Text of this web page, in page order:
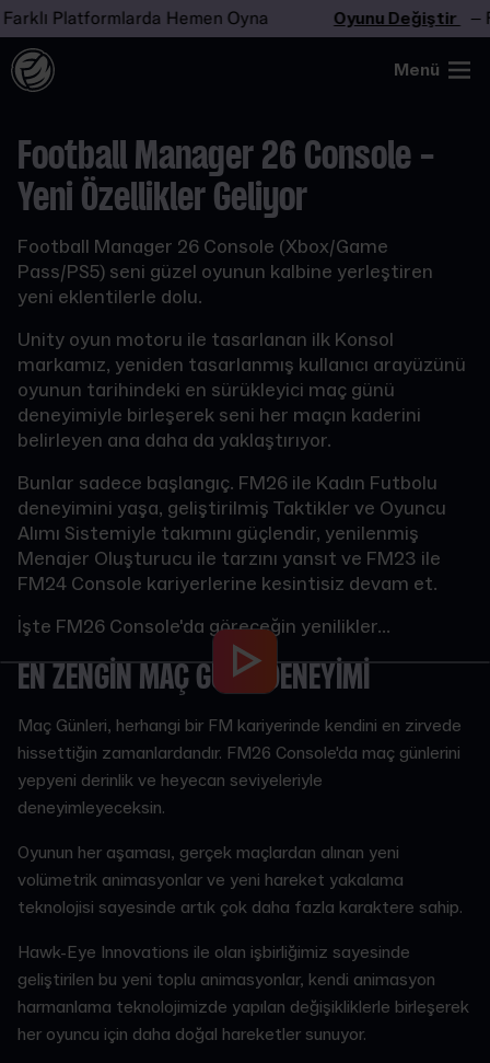
Platformlarda Hemen Oyna Oyunu Değiştir –
Menü
Football Manager 26 Console -
Yeni Özellikler Geliyor
Football Manager 26 Console (Xbox/Game
Pass/PS5) seni güzel oyunun kalbine yerleştiren
yeni eklentilerle dolu.
Unity oyun motoru ile tasarlanan ilk Konsol
markamız, yeniden tasarlanmış kullanıcı arayüzünü
oyunun tarihindeki en sürükleyici maç günü
deneyimiyle birleşerek seni her maçın kaderini
belirleyen ana daha da yaklaştırıyor.
Bunlar sadece başlangıç. FM26 ile Kadın Futbolu
deneyimini yaşa, geliştirilmiş Taktikler ve Oyuncu
Alımı Sistemiyle takımını güçlendir, yenilenmiş
Menajer Oluşturucu ile tarzını yansıt ve FM23 ile
FM24 Console kariyerlerine kesintisiz devam et.
İşte FM26 Console'da göreceğin yenilikler...
EN ZENGİN MAÇ GÜNÜ DENEYİMİ
Maç Günleri, herhangi bir FM kariyerinde kendini en zirvede
hissettiğin zamanlardandır. FM26 Console'da maç günlerini
yepyeni derinlik ve heyecan seviyeleriyle
deneyimleyeceksin.
Oyunun her aşaması, gerçek maçlardan alınan yeni
volümetrik animasyonlar ve yeni hareket yakalama
teknolojisi sayesinde artık çok daha fazla karaktere sahip.
Hawk-Eye Innovations ile olan işbirliğimiz sayesinde
geliştirilen bu yeni toplu animasyonlar, kendi animasyon
harmanlama teknolojimizde yapılan değişikliklerle birleşerek
her oyuncu için daha doğal hareketler sunuyor.